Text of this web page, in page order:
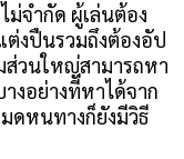
ม่จำกัด ผู้เล่นต้อง
งปืนรวมถึงต้องอัป
ส่วนใหญ่สามารถหา
งอย่างที่หาได้จาก
ดหนทางก็ยังมีวิธี